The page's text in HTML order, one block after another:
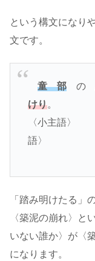
という構文になり
文です。
童 部の
けり。
〈小主
語〉
「踏み明けたる」
〈築泥の崩れ〉と
いない誰か〉が〈
になります。